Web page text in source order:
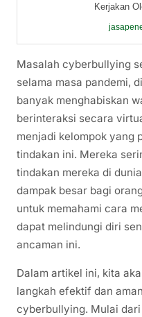
Kerjakan
Masalah cyberbullying
selama masa pandemi,
banyak menghabiskan
berinteraksi secara
menjadi kelompok yang
tindakan ini. Mereka
tindakan mereka di
dampak besar bagi
untuk memahami cara
dapat melindungi diri
ancaman ini.
Dalam artikel ini, kita
langkah efektif dan
cyberbullying. Mulai